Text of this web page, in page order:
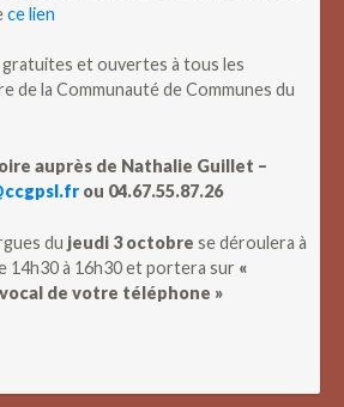
ce lien
et ouvertes à tous les
de la Communauté de Communes du
auprès de Nathalie Guillet –
ou 04.67.55.87.26
du jeudi 3 octobre se déroulera à
14h30 à 16h30 et portera sur «
de votre téléphone »